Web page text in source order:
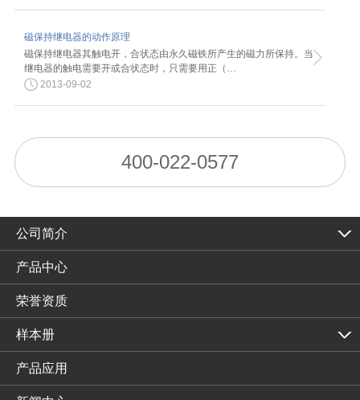
磁保持继电器的动作原理
磁保持继电器其触电开，合状态由永久磁铁所产生的磁力所保持。当
继电器的触电需要开或合状态时，只需要用正（…
2013-09-02
400-022-0577
公司简介
产品中心
荣誉资质
样本册
产品应用